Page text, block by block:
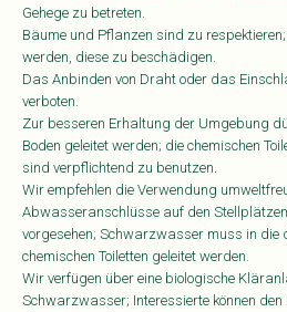
Gehege zu betreten.
Bäume und Pflanzen sind zu
werden, diese zu beschädigen.
Das Anbinden von Draht oder das
verboten.
Zur besseren Erhaltung der Umgebung
Boden geleitet werden; die chemischen
sind verpflichtend zu benutzen.
Wir empfehlen die Verwendung
Abwasseranschlüsse auf den
vorgesehen; Schwarzwasser muss in die
chemischen Toiletten geleitet werden.
Wir verfügen über eine biologische
Schwarzwasser; Interessierte können